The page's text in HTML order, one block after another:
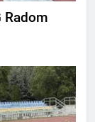
Radom